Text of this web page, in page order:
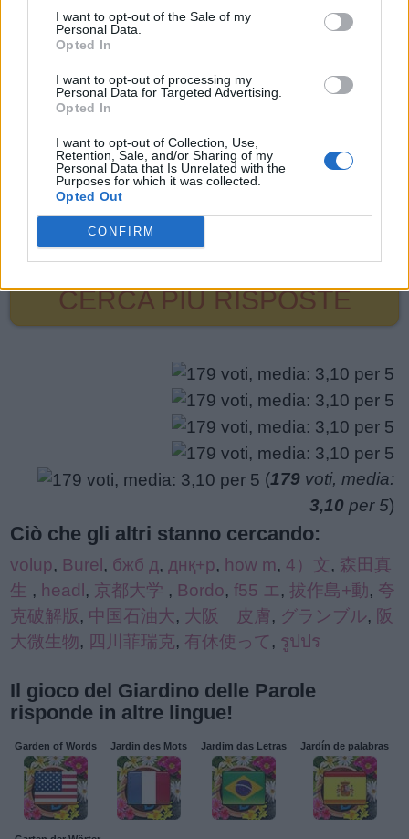
I want to opt-out of the Sale of my
Personal Data.
Opted In
I want to opt-out of processing my
Personal Data for Targeted Advertising.
Opted In
I want to opt-out of Collection, Use,
Retention, Sale, and/or Sharing of my
Personal Data that Is Unrelated with the
Purposes for which it was collected.
Opted Out
CONFIRM
puzzle:
potrebbero esserti utili.
L U
O
V O
V U O
L
P U
O
T O
P
U O
CERCA PIÙ RISPOSTE
(179 voti, media:
3,10 per 5)
Ciò che gli altri stanno cercando:
volup, Burel, бжб д, днқ+р, how m, 4）文, 森田真
生 , headl, 京都大学 , Bordo, f55 エ, 拔作島+動, 夸
克破解版, 中国石油大, 大阪 皮膚, グランブル, 阪
大微生物, 四川菲瑞克, 有休使って , รูปปร
Il gioco del Giardino delle Parole
risponde in altre lingue!
Garden of Words Jardin des Mots Jardim das Letras Jardín de palabras